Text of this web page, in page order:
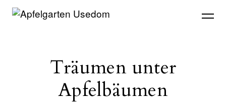
Träumen unter
Apfelbäumen